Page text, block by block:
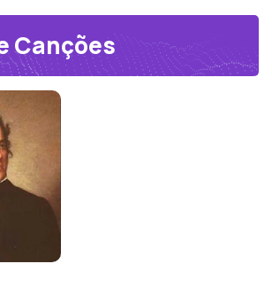
Canções